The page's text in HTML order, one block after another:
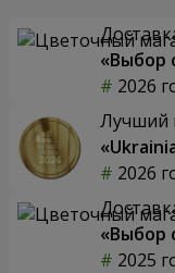
«Выбор
2026
Лучший
2026
«Выбор
2025